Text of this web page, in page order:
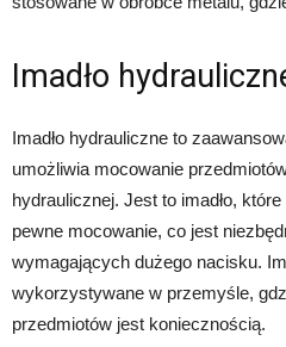
Imadło
Imadło hydrauliczne to
umożliwia mocowanie
hydraulicznej. Jest to imadło,
pewne mocowanie, co jest
wymagających dużego nacisku.
wykorzystywane w przemyśle,
przedmiotów jest koniecznością.